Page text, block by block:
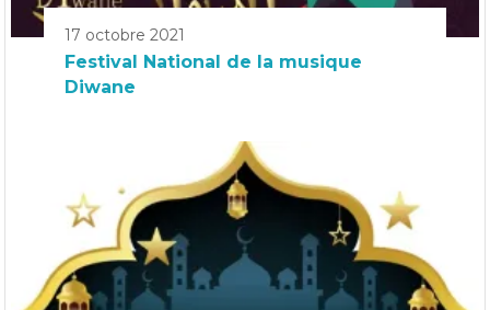
17 octobre 2021
Festival National de la musique
Diwane